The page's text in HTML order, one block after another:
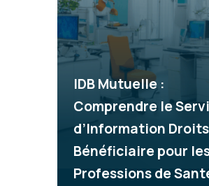
IDB Mutuelle :
Comprendre le
d’Information Droits
Bénéficiaire pour
Professions de